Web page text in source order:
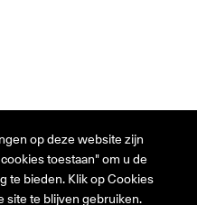
voorbehouden.
op deze website zijn
toestaan" om u de
te bieden. Klik op Cookies
site te blijven gebruiken.